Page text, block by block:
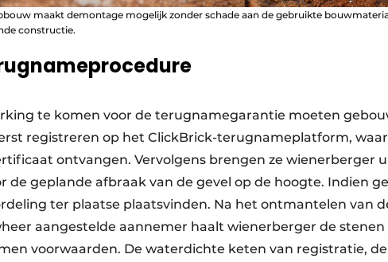
maakt demontage mogelijk zonder schade aan de gebruikte
constructie.
te komen voor de terugnamegarantie moeten
registreren op het ClickBrick-terugnameplatform,
ontvangen. Vervolgens brengen ze wienerberger
de geplande afbraak van de gevel op de hoogte. Indien
ter plaatse plaatsvinden. Na het ontmantelen van
aangestelde aannemer haalt wienerberger de stenen
voorwaarden. De waterdichte keten van registratie,